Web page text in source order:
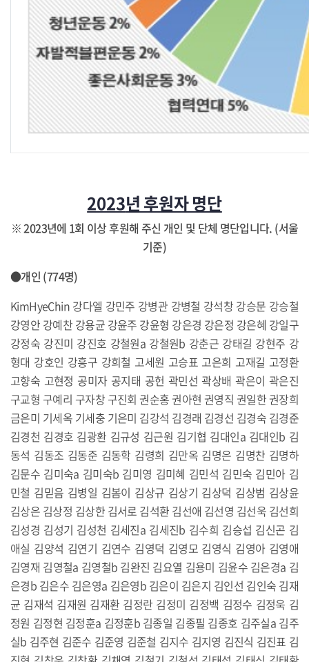
2023년 후원자 명단
※2023년에 1회 이상 후원해 주신 개인 및 단체 명단입니다. (서울
기준)
●개인 (774명)
KimHyeChin 강다엘 강민주 강병관 강병철 강석창 강승문 강승철
강영안 강예찬 강용균 강윤주 강윤형 강은경 강은정 강은혜 강일구
강정숙 강진미 강진호 강철원a 강철원b 강춘근 강태길 강현주 강
형대 강호인 강흥구 강희철 고세원 고승표 고은희 고재길 고정환
고향숙 고현정 공미자 공지태 공헌 곽민선 곽상배 곽은이 곽은진
구교형 구예리 구자창 구진회 권순홍 권아현 권영직 권일한 권장희
금은미 기세옥 기세충 기은미 김강석 김경래 김경선 김경숙 김경준
김경천 김경호 김광환 김규성 김근원 김기협 김대인a 김대인b 김
동석 김동조 김동준 김동학 김령희 김만옥 김명은 김명찬 김명하
김문수 김미숙a 김미숙b 김미영 김미혜 김민석 김민숙 김민아 김
민철 김믿음 김병일 김봄이 김상규 김상기 김상덕 김상범 김상윤
김상은 김상정 김상한 김서로 김석환 김선애 김선영 김선욱 김선희
김성경 김성기 김성천 김세진a 김세진b 김수희 김승섭 김신곤 김
애실 김양석 김연기 김연수 김영덕 김영모 김영식 김영아 김영애
김영재 김영철a 김영철b 김완진 김요열 김용미 김윤수 김은경a 김
은경b 김은수 김은영a 김은영b 김은이 김은지 김인선 김인숙 김재
균 김재석 김재원 김재환 김정란 김정미 김정백 김정수 김정욱 김
정원 김정현 김정훈a 김정훈b 김종일 김종필 김종호 김주실a 김주
실b 김주현 김준수 김준영 김준철 김지수 김지영 김진식 김진표 김